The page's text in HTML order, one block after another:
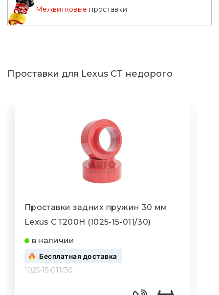
Межвитковые проставки
Проставки для Lexus CT недорого
Проставки задних пружин 30 мм
Lexus CT200H (1025-15-011/30)
в наличии
Бесплатная доставка
1025-15-011/30